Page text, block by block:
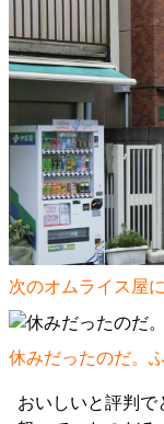
次のオムライス屋
休みだったのだ。
おいしいと評判で